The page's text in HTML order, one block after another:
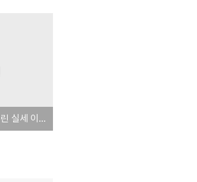
청와대서 행패부린 실세 이영호 : mb는 도대체 뭐하는 사람인가